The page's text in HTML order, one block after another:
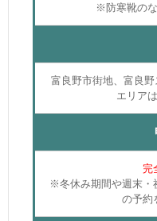
※防寒靴のな
富良野市街地、富良
エリア
完
※冬休み期間や週末・
の予約